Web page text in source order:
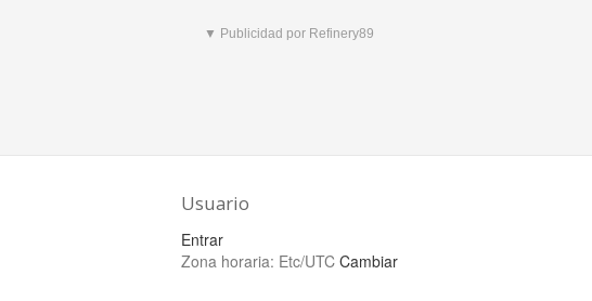
▼ Publicidad por Refinery89
Usuario
Entrar
Zona horaria: Etc/UTC Cambiar